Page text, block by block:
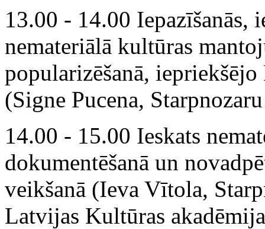
13.00 - 14.00 Iepazīšanās,
nemateriālā kultūras
popularizēšanā,
(Signe Pucena,
14.00 - 15.00 Ieskats
dokumentēšanā un
veikšanā (Ieva Vītola, S
Latvijas Kultūras